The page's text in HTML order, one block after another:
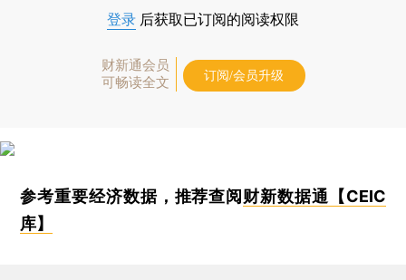
登录 后获取已订阅的阅读权限
财新通会员
可畅读全文
订阅/会员升级
参考重要经济数据，推荐查阅 财新数据通【CEIC
库】